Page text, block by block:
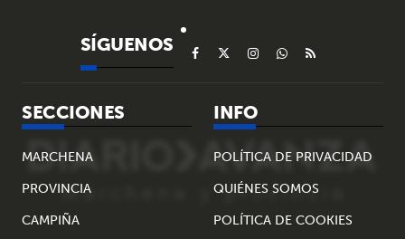
SÍGUENOS
SECCIONES
MARCHENA
PROVINCIA
CAMPIÑA
INFO
POLÍTICA DE PRIVACIDAD
QUIÉNES SOMOS
POLÍTICA DE COOKIES